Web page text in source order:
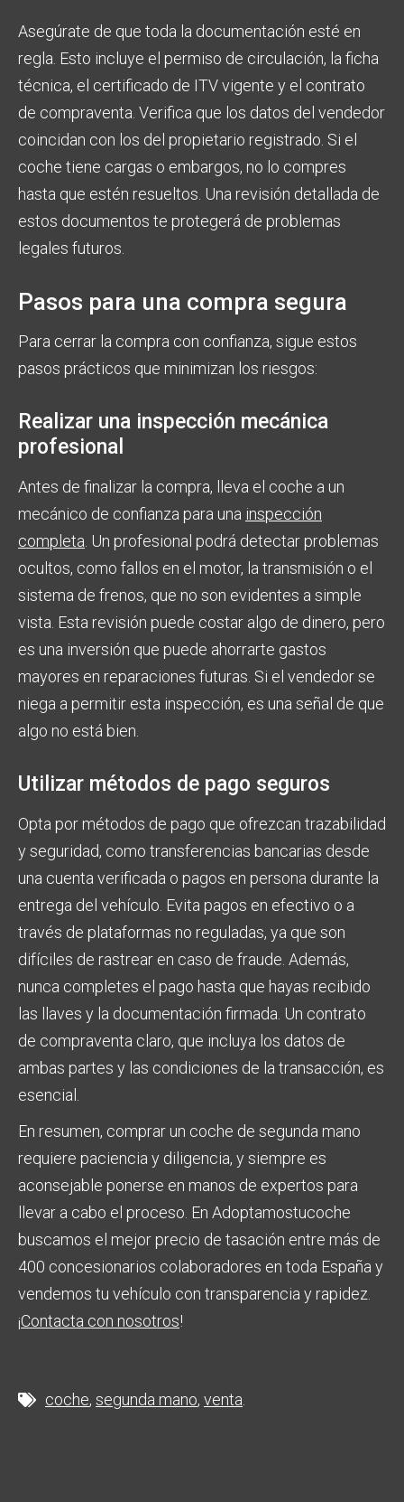
Asegúrate de que toda la documentación esté en
regla. Esto incluye el permiso de circulación, la ficha
técnica, el certificado de ITV vigente y el contrato
de compraventa. Verifica que los datos del vendedor
coincidan con los del propietario registrado. Si el
coche tiene cargas o embargos, no lo compres
hasta que estén resueltos. Una revisión detallada de
estos documentos te protegerá de problemas
legales futuros.
Pasos para una compra segura
Para cerrar la compra con confianza, sigue estos
pasos prácticos que minimizan los riesgos:
Realizar una inspección mecánica
profesional
Antes de finalizar la compra, lleva el coche a un
mecánico de confianza para una inspección
completa . Un profesional podrá detectar problemas
ocultos, como fallos en el motor, la transmisión o el
sistema de frenos, que no son evidentes a simple
vista. Esta revisión puede costar algo de dinero, pero
es una inversión que puede ahorrarte gastos
mayores en reparaciones futuras. Si el vendedor se
niega a permitir esta inspección, es una señal de que
algo no está bien.
Utilizar métodos de pago seguros
Opta por métodos de pago que ofrezcan trazabilidad
y seguridad, como transferencias bancarias desde
una cuenta verificada o pagos en persona durante la
entrega del vehículo. Evita pagos en efectivo o a
través de plataformas no reguladas, ya que son
difíciles de rastrear en caso de fraude. Además,
nunca completes el pago hasta que hayas recibido
las llaves y la documentación firmada. Un contrato
de compraventa claro, que incluya los datos de
ambas partes y las condiciones de la transacción, es
esencial.
En resumen, comprar un coche de segunda mano
requiere paciencia y diligencia, y siempre es
aconsejable ponerse en manos de expertos para
llevar a cabo el proceso. En Adoptamostucoche
buscamos el mejor precio de tasación entre más de
400 concesionarios colaboradores en toda España y
vendemos tu vehículo con transparencia y rapidez.
¡Contacta con nosotros!
coche segunda mano venta